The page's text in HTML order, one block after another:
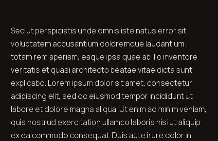
Sed ut perspiciatis unde omnis iste natus error sit
voluptatem accusantium doloremque laudantium,
totam rem aperiam, eaque ipsa quae ab illo inventore
veritatis et quasi architecto beatae vitae dicta sunt
explicabo. Lorem ipsum dolor sit amet, consectetur
adipiscing elit, sed do eiusmod tempor incididunt ut
labore et dolore magna aliqua. Ut enim ad minim veniam,
quis nostrud exercitation ullamco laboris nisi ut aliquip
ex ea commodo consequat. Duis aute irure dolor in